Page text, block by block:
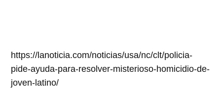
https://lanoticia.com/noticias/usa/nc/clt/policia-
pide-ayuda-para-resolver-misterioso-homicidio-de-
joven-latino/